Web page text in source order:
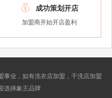
 成功策划开店
加盟商开始开店盈利
事业，如有洗衣店加盟，干洗店加盟
选择象王品牌